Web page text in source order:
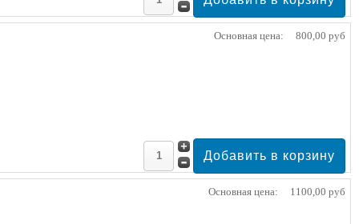
Основная цена: 800,00 руб
Основная цена: 1100,00 руб